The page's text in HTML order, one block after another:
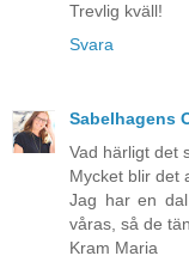
Trevlig kväll!
Svara
Sabelhagens
Vad härligt det
Mycket blir det
Jag har en
våras, så de
Kram Maria